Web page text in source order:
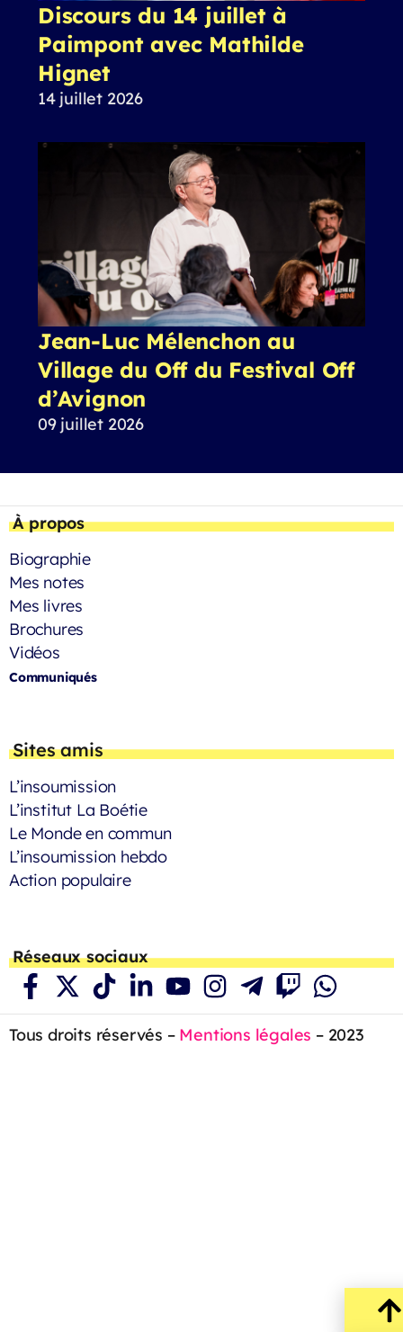
Discours du 14 juillet à
Paimpont avec Mathilde
Hignet
14 juillet 2026
Jean-Luc Mélenchon au
Village du Off du Festival Off
d’Avignon
09 juillet 2026
À propos
Biographie
Mes notes
Mes livres
Brochures
Vidéos
Communiqués
Sites amis
L’insoumission
L’institut La Boétie
Le Monde en commun
L’insoumission hebdo
Action populaire
Réseaux sociaux
Tous droits réservés – Mentions légales – 2023